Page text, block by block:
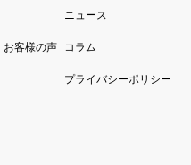
お客様の声
ニュース
コラム
プライバシーポリシー